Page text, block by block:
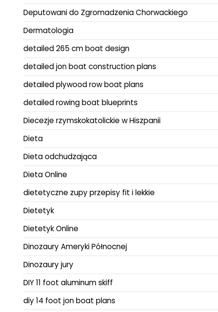
Deputowani do Zgromadzenia Chorwackiego
Dermatologia
detailed 265 cm boat design
detailed jon boat construction plans
detailed plywood row boat plans
detailed rowing boat blueprints
Diecezje rzymskokatolickie w Hiszpanii
Dieta
Dieta odchudzająca
Dieta Online
dietetyczne zupy przepisy fit i lekkie
Dietetyk
Dietetyk Online
Dinozaury Ameryki Północnej
Dinozaury jury
DIY 11 foot aluminum skiff
diy 14 foot jon boat plans